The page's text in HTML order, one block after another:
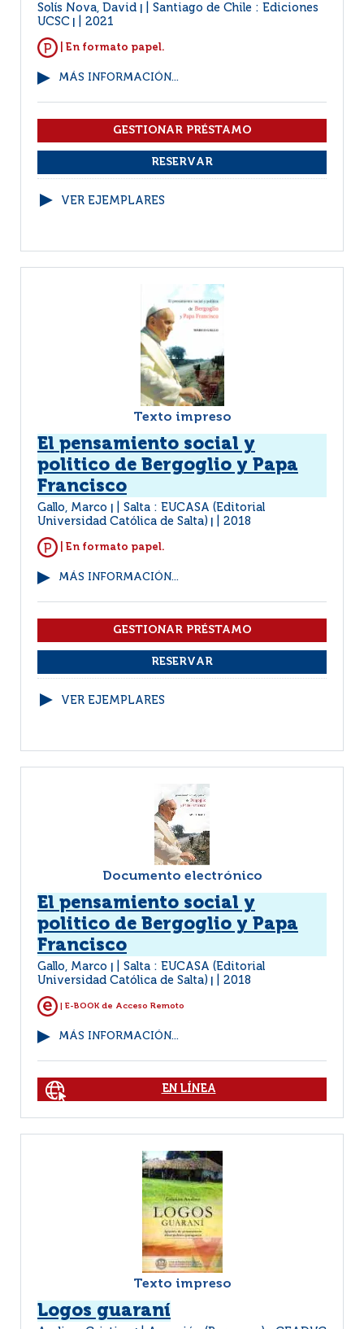
Solís Nova, David
Santiago de Chile : Ediciones
UCSC
2021
| En formato papel.
MÁS INFORMACIÓN...
VER EJEMPLARES
Texto impreso
El pensamiento social y
politico de Bergoglio y Papa
Francisco
Gallo, Marco
Salta : EUCASA (Editorial
Universidad Católica de Salta)
2018
| En formato papel.
MÁS INFORMACIÓN...
VER EJEMPLARES
Documento electrónico
El pensamiento social y
politico de Bergoglio y Papa
Francisco
Gallo, Marco
Salta : EUCASA (Editorial
Universidad Católica de Salta)
2018
| E-BOOK de Acceso Remoto
MÁS INFORMACIÓN...
EN LÍNEA
Texto impreso
Logos guaraní